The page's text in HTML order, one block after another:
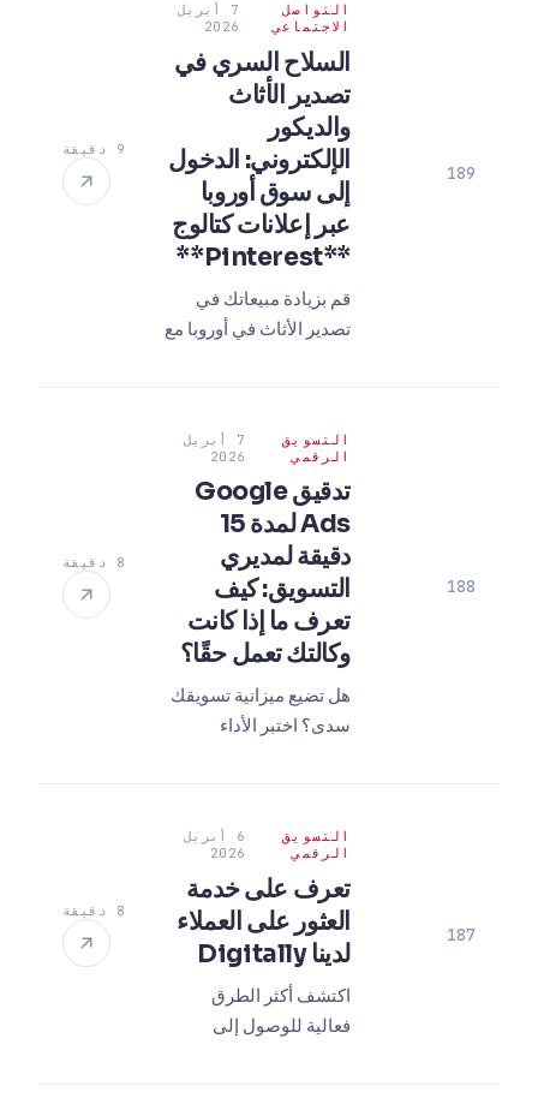
استراتيجيات علامة
OSGB لعام 2026 ونموا!
189
التواصل
الاجتماعي
7 أبريل
2026
السلاح السري في
تصدير الأثاث
والديكور
الإلكتروني: الدخول
إلى سوق أوروبا
عبر إعلانات كتالوج
**Pinterest**
قم بزيادة مبيعاتك في
تصدير الأثاث في أوروبا مع
إعلانات **Pinterest**
الحديثة في عام 2026
ونصائح احترافية هنا.
9 دقيقة
188
التسويق
الرقمي
7 أبريل
2026
تدقيق Google
Ads لمدة 15
دقيقة لمديري
التسويق: كيف
تعرف ما إذا كانت
وكالتك تعمل حقًا؟
هل تضيع ميزانية تسويقك
سدى؟ اختبر الأداء
15 دقيقة واحمِ ميزانيتك.
8 دقيقة
187
التسويق
الرقمي
6 أبريل
2026
تعرف على خدمة
العثور على العملاء
لدينا Digitally
اكتشف أكثر الطرق
فعالية للوصول إلى
8 دقيقة